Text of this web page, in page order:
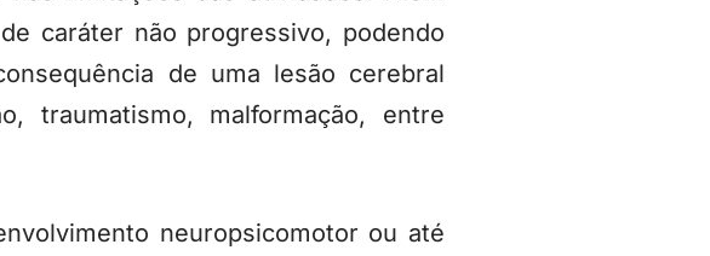
caráter não progressivo, podendo
de uma lesão cerebral
traumatismo, malformação, entre
neuropsicomotor ou até